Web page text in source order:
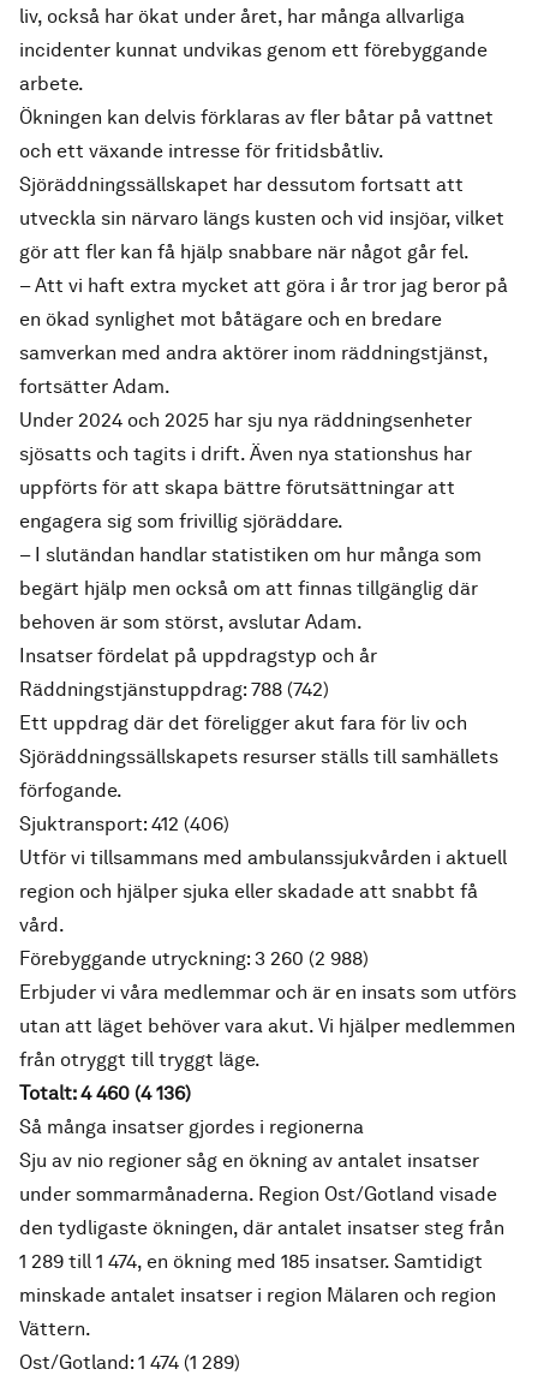
liv, också har ökat under året, har många allvarliga
incidenter kunnat undvikas genom ett förebyggande
arbete.
Ökningen kan delvis förklaras av fler båtar på vattnet
och ett växande intresse för fritidsbåtliv.
Sjöräddningssällskapet har dessutom fortsatt att
utveckla sin närvaro längs kusten och vid insjöar, vilket
gör att fler kan få hjälp snabbare när något går fel.
– Att vi haft extra mycket att göra i år tror jag beror på
en ökad synlighet mot båtägare och en bredare
samverkan med andra aktörer inom räddningstjänst,
fortsätter Adam.
Under 2024 och 2025 har sju nya räddningsenheter
sjösatts och tagits i drift. Även nya stationshus har
uppförts för att skapa bättre förutsättningar att
engagera sig som frivillig sjöräddare.
– I slutändan handlar statistiken om hur många som
begärt hjälp men också om att finnas tillgänglig där
behoven är som störst, avslutar Adam.
Insatser fördelat på uppdragstyp och år
Räddningstjänstuppdrag: 788 (742)
Ett uppdrag där det föreligger akut fara för liv och
Sjöräddningssällskapets resurser ställs till samhällets
förfogande.
Sjuktransport: 412 (406)
Utför vi tillsammans med ambulanssjukvården i aktuell
region och hjälper sjuka eller skadade att snabbt få
vård.
Förebyggande utryckning: 3 260 (2 988)
Erbjuder vi våra medlemmar och är en insats som utförs
utan att läget behöver vara akut. Vi hjälper medlemmen
från otryggt till tryggt läge.
Totalt: 4 460 (4 136)
Så många insatser gjordes i regionerna
Sju av nio regioner såg en ökning av antalet insatser
under sommarmånaderna. Region Ost/Gotland visade
den tydligaste ökningen, där antalet insatser steg från
1 289 till 1 474, en ökning med 185 insatser. Samtidigt
minskade antalet insatser i region Mälaren och region
Vättern.
Ost/Gotland: 1 474 (1 289)